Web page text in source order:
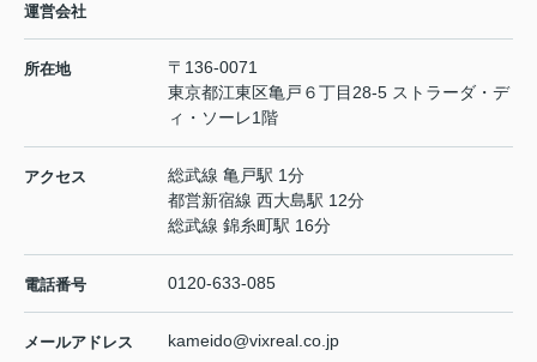
運営会社
所在地
〒136-0071
東京都江東区亀戸６丁目28-5 ストラーダ・デ
ィ・ソーレ1階
アクセス
総武線 亀戸駅 1分
都営新宿線 西大島駅 12分
総武線 錦糸町駅 16分
電話番号 0120-633-085
メールアドレス kameido@vixreal.co.jp